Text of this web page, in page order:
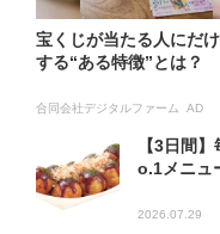
宝くじが当たる人にだ
する“ある特徴”とは？
合同会社デジタルファーム AD
【3日間
o.1メニュ
2026.07.29